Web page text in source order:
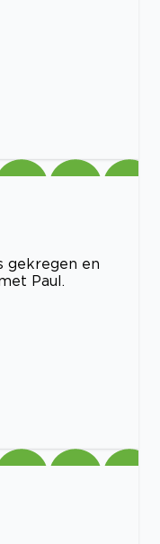
gekregen en
Paul.